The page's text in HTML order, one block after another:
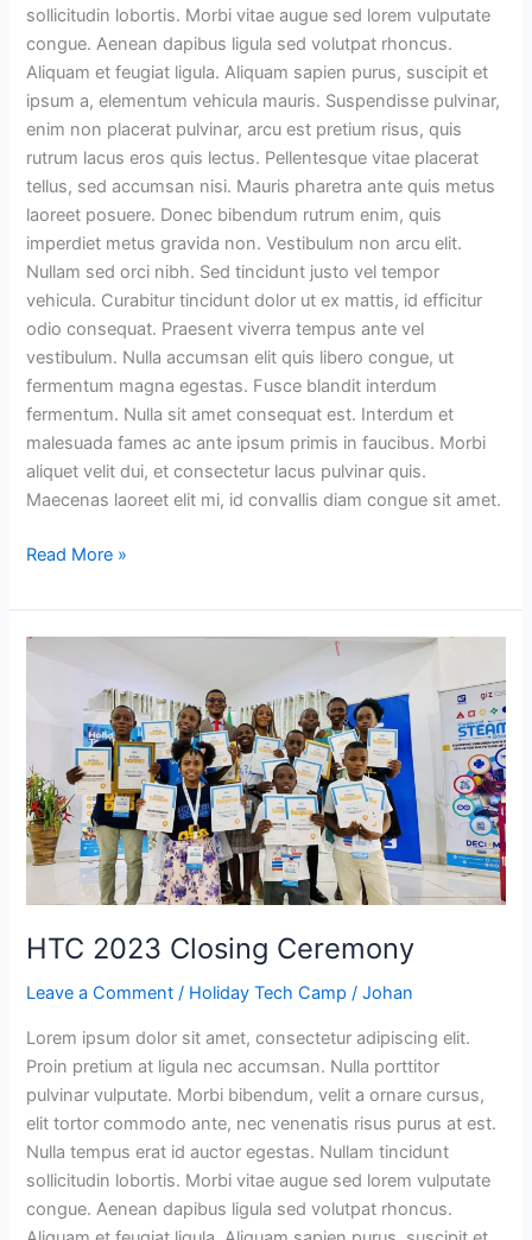
sollicitudin lobortis. Morbi vitae augue sed lorem vulputate
congue. Aenean dapibus ligula sed volutpat rhoncus.
Aliquam et feugiat ligula. Aliquam sapien purus, suscipit et
ipsum a, elementum vehicula mauris. Suspendisse pulvinar,
enim non placerat pulvinar, arcu est pretium risus, quis
rutrum lacus eros quis lectus. Pellentesque vitae placerat
tellus, sed accumsan nisi. Mauris pharetra ante quis metus
laoreet posuere. Donec bibendum rutrum enim, quis
imperdiet metus gravida non. Vestibulum non arcu elit.
Nullam sed orci nibh. Sed tincidunt justo vel tempor
vehicula. Curabitur tincidunt dolor ut ex mattis, id efficitur
odio consequat. Praesent viverra tempus ante vel
vestibulum. Nulla accumsan elit quis libero congue, ut
fermentum magna egestas. Fusce blandit interdum
fermentum. Nulla sit amet consequat est. Interdum et
malesuada fames ac ante ipsum primis in faucibus. Morbi
aliquet velit dui, et consectetur lacus pulvinar quis.
Maecenas laoreet elit mi, id convallis diam congue sit amet.
Read More »
HTC 2023 Closing Ceremony
Leave a Comment / Holiday Tech Camp /Johan
Lorem ipsum dolor sit amet, consectetur adipiscing elit.
Proin pretium at ligula nec accumsan. Nulla porttitor
pulvinar vulputate. Morbi bibendum, velit a ornare cursus,
elit tortor commodo ante, nec venenatis risus purus at est.
Nulla tempus erat id auctor egestas. Nullam tincidunt
sollicitudin lobortis. Morbi vitae augue sed lorem vulputate
congue. Aenean dapibus ligula sed volutpat rhoncus.
HTC
Closing
Ceremony